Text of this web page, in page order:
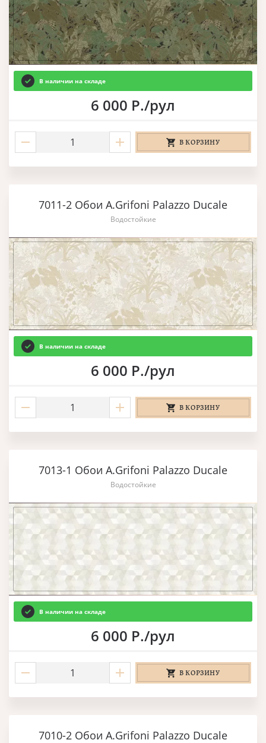
В наличии на складе
6 000 Р./рул
В КОРЗИНУ
7011-2 Обои A.Grifoni Palazzo Ducale
Водостойкие
В наличии на складе
6 000 Р./рул
В КОРЗИНУ
7013-1 Обои A.Grifoni Palazzo Ducale
Водостойкие
В наличии на складе
6 000 Р./рул
В КОРЗИНУ
7010-2 Обои A.Grifoni Palazzo Ducale